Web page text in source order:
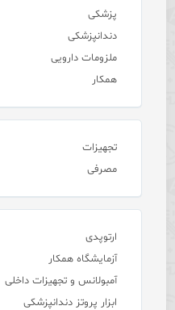
پزشکی
دندانپزشکی
ملزومات دارویی
همکار
تجهیزات
مصرفی
ارتوپدی
آزمایشگاه همکار
آمبولانس و تجهیزات داخلی
ابزار پروتز دندانپزشکی